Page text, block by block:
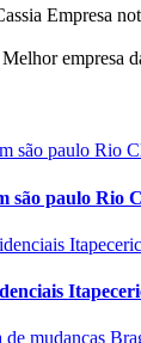
Empresa
Melhor empresa
são paulo Rio